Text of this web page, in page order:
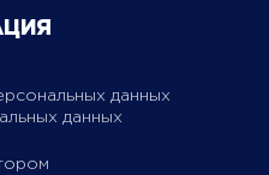
данных
данных